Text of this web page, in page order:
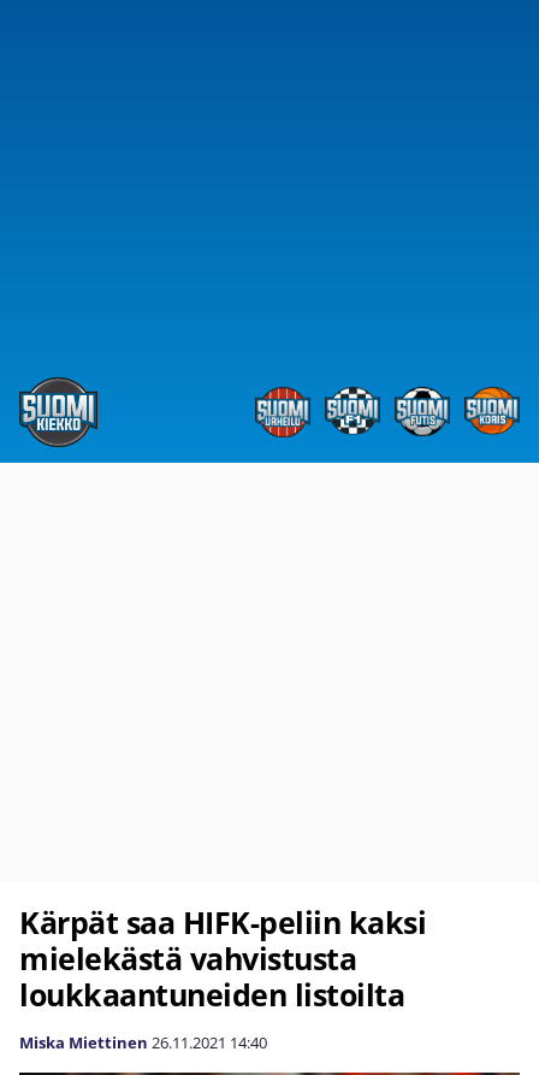
Kärpät saa HIFK-peliin kaksi
mielekästä vahvistusta
loukkaantuneiden listoilta
Miska Miettinen 26.11.2021 14:40